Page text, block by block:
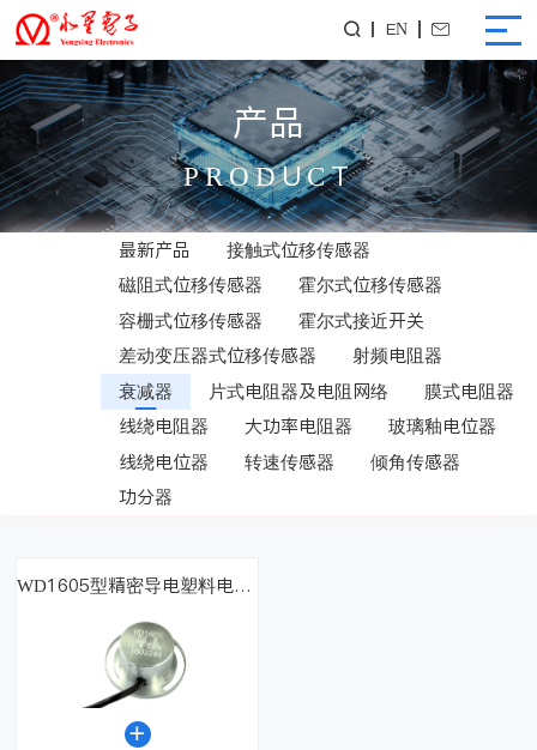
 EN 
产品
PRODUCT
最新产品
接触式位移传感器
磁阻式位移传感器
霍尔式位移传感器
容栅式位移传感器
霍尔式接近开关
差动变压器式位移传感器
射频电阻器
衰减器
片式电阻器及电阻网络
膜式电阻器
线绕电阻器
大功率电阻器
玻璃釉电位器
线绕电位器
转速传感器
倾角传感器
功分器
WD1605型精密导电塑料电位器（角位移传感器）
